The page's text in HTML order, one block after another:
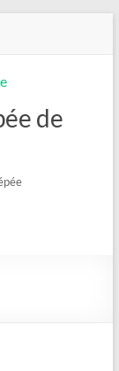
de